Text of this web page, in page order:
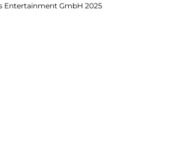
Entertainment GmbH 2025